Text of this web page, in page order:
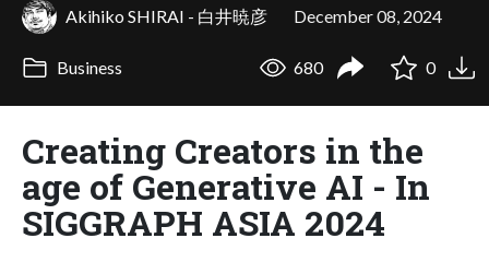
Akihiko SHIRAI - 白井暁彦 December 08, 2024
Business 680 0
Creating Creators in the
age of Generative AI - In
SIGGRAPH ASIA 2024